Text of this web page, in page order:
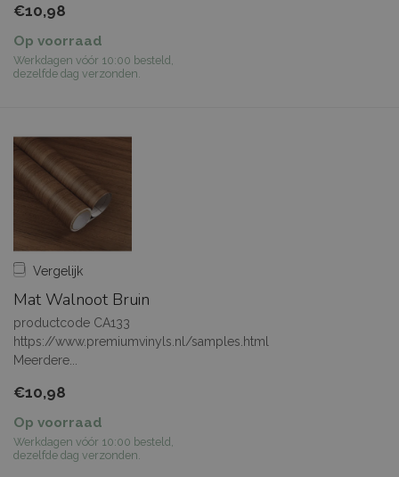
€10,98
Op voorraad
Werkdagen vóór 10:00 besteld,
dezelfde dag verzonden.
Vergelijk
Mat Walnoot Bruin
productcode CA133
https://www.premiumvinyls.nl/samples.html
Meerdere...
€10,98
Op voorraad
Werkdagen vóór 10:00 besteld,
dezelfde dag verzonden.